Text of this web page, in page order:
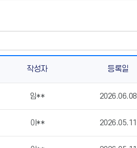
작성자 등록일
임** 2026.06.08
이** 2026.05.11